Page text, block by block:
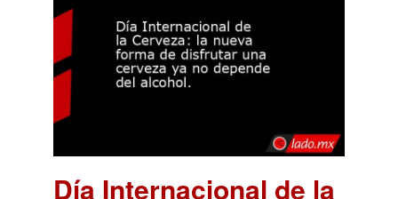
Día Internacional de la